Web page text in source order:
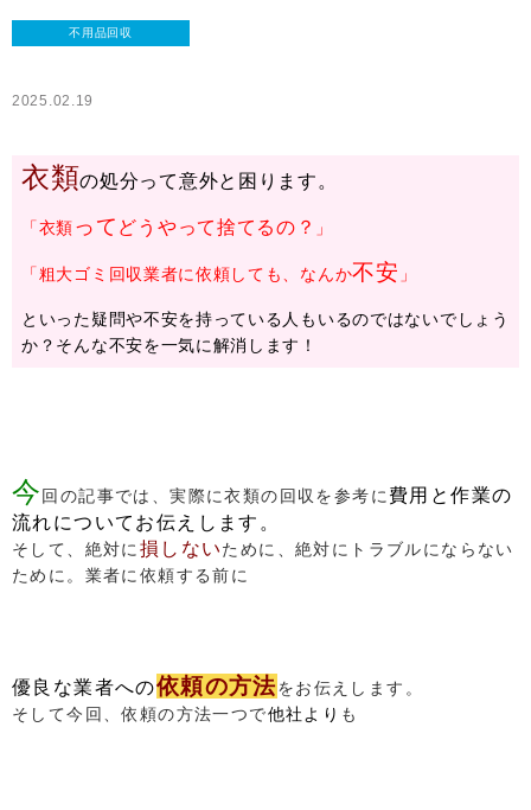
不用品回収
2025.02.19
衣類の処分って意外と困ります。
「衣類って どうやって捨てるの？ 」
「粗大ゴミ回収業者に依頼しても、なんか不安 」
といった疑問や不安を持っている人もいるのではないでしょう
か？そんな不安を一気に解消します！
今回の記事では、実際に衣類の回収を参考に 費用と作業の
流れについてお伝えします。
そして、絶対に 損しないために、絶対にトラブルにならない
ために。業者に依頼する前に
優良な業者への依頼の方法をお伝えします。
そして今回、依頼の方法一つで他社より も